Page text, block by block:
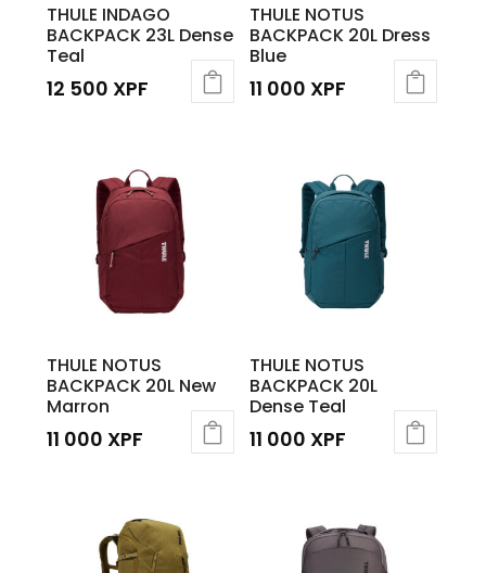
THULE INDAGO
BACKPACK 23L Dense
Teal
12 500 XPF
THULE NOTUS
BACKPACK 20L Dress
Blue
11 000 XPF
THULE NOTUS
BACKPACK 20L New
Marron
11 000 XPF
THULE NOTUS
BACKPACK 20L
Dense Teal
11 000 XPF